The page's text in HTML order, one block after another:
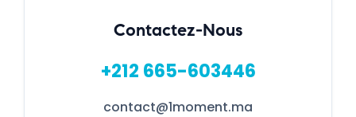
Contactez-Nous
+212 665-603446
contact@1moment.ma